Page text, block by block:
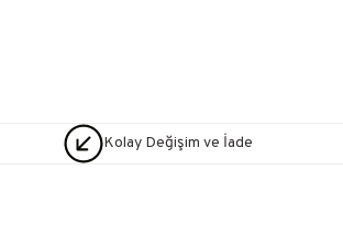
Kolay Değişim ve İade